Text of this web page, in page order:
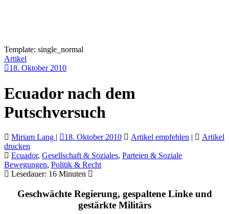
Template: single_normal
Artikel
18. Oktober 2010
Ecuador nach dem
Putschversuch
Miriam Lang | 18. Oktober 2010 Artikel empfehlen |
Artikel
drucken
Ecuador, Gesellschaft & Soziales, Parteien & Soziale
Bewegungen, Politik & Recht
Lesedauer: 16 Minuten
Geschwächte Regierung, gespaltene Linke und
gestärkte Militärs